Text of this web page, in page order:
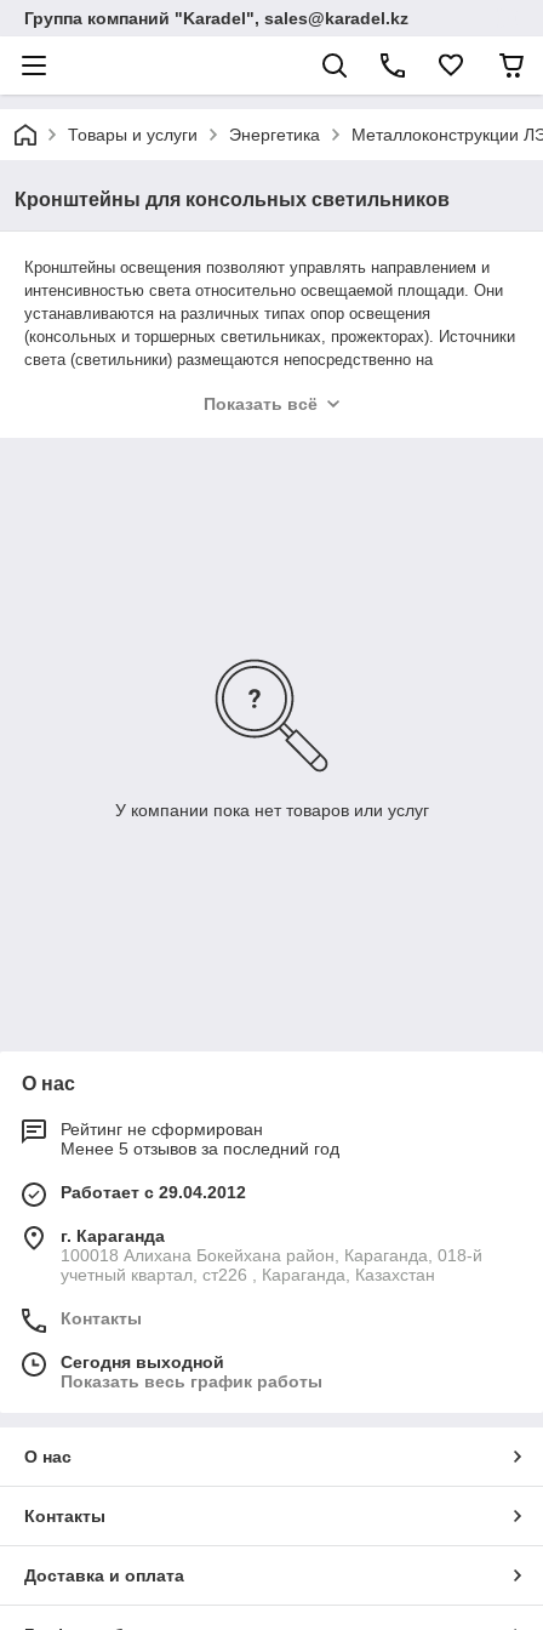
Группа компаний "Karadel", sales@karadel.kz
Товары и услуги Энергетика Металлоконструкции
Кронштейны для консольных светильников
Кронштейны освещения позволяют управлять направлением и
интенсивностью света относительно освещаемой площади. Они
устанавливаются на различных типах опор освещения
(консольных и торшерных светильниках, прожекторах). Источники
света (светильники) размещаются непосредственно на
Конструкция кронштейнов сборная. В зависимости от количества
Трубы стальные водогазонапорные ГОСТ 3262-75
Прокат листовой горячекатанный ГОСТ 19903-74
Показать всё
У компании пока нет товаров или услуг
О нас
Рейтинг не сформирован
Менее 5 отзывов за последний год
Работает с 29.04.2012
г. Караганда
100018 Алихана Бокейхана район, Караганда, 018-й
учетный квартал, ст226 , Караганда, Казахстан
Контакты
Сегодня выходной
Показать весь график работы
О нас
Контакты
Доставка и оплата